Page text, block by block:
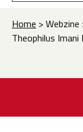
Home >
Theophilus